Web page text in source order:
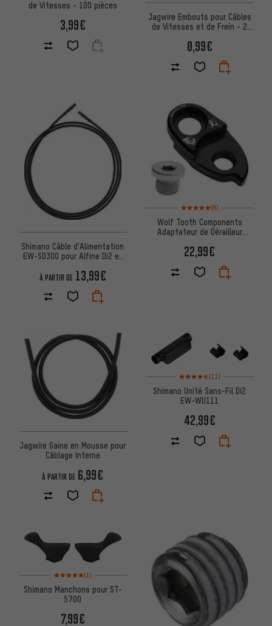
de Vitesses - 100 pièces
3,99€
Jagwire Embouts pour Câbles
de Vitesses et de Frein - 2
0,99€
Shimano Câble d'Alimentation
EW-SD300 pour Alfine Di2 et
À PARTIR DE 13,99€
Note moyenne : 5 sur 5
(8)
Wolf Tooth Components
Adaptateur de Dérailleur
22,99€
Jagwire Gaine en Mousse pour
Câblage Interne
À PARTIR DE 6,99€
Note moyenne : 4,5 sur 5
(11)
Shimano Unité Sans-Fil Di2
EW-WU111
42,99€
Note moyenne : 5 sur 5 d'après 1 avis
(1)
Shimano Manchons pour ST-
5700
7,99€